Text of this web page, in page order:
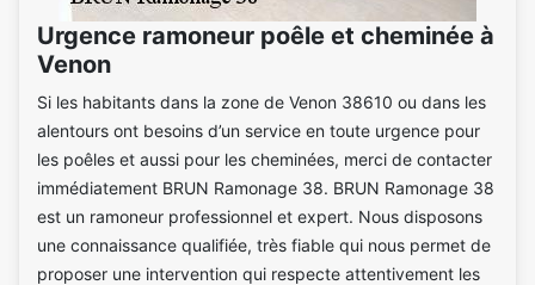
Urgence ramoneur poêle et cheminée à
Venon
Si les habitants dans la zone de Venon 38610 ou dans les
alentours ont besoins d’un service en toute urgence pour
les poêles et aussi pour les cheminées, merci de contacter
immédiatement BRUN Ramonage 38. BRUN Ramonage 38
est un ramoneur professionnel et expert. Nous disposons
une connaissance qualifiée, très fiable qui nous permet de
proposer une intervention qui respecte attentivement les